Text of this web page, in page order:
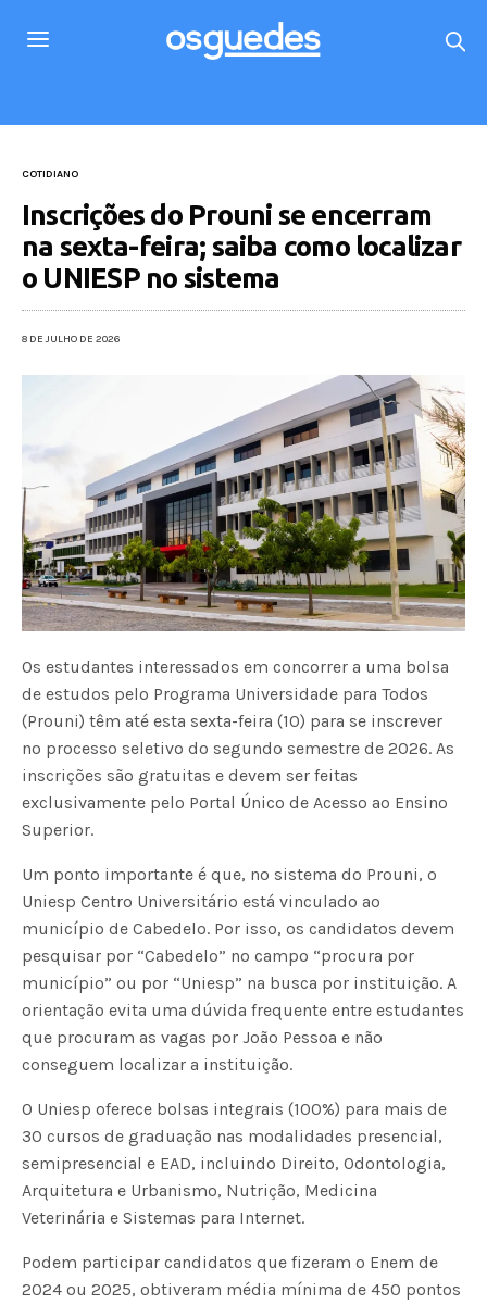
COTIDIANO
Inscrições do Prouni se encerram
na sexta-feira; saiba como localizar
o UNIESP no sistema
8 DE JULHO DE 2026
Os estudantes interessados em concorrer a uma bolsa
de estudos pelo Programa Universidade para Todos
(Prouni) têm até esta sexta-feira (10) para se inscrever
no processo seletivo do segundo semestre de 2026. As
inscrições são gratuitas e devem ser feitas
exclusivamente pelo Portal Único de Acesso ao Ensino
Superior.
Um ponto importante é que, no sistema do Prouni, o
Uniesp Centro Universitário está vinculado ao
município de Cabedelo. Por isso, os candidatos devem
pesquisar por “Cabedelo” no campo “procura por
município” ou por “Uniesp” na busca por instituição. A
orientação evita uma dúvida frequente entre estudantes
que procuram as vagas por João Pessoa e não
conseguem localizar a instituição.
O Uniesp oferece bolsas integrais (100%) para mais de
30 cursos de graduação nas modalidades presencial,
semipresencial e EAD, incluindo Direito, Odontologia,
Arquitetura e Urbanismo, Nutrição, Medicina
Veterinária e Sistemas para Internet.
Podem participar candidatos que fizeram o Enem de
2024 ou 2025, obtiveram média mínima de 450 pontos